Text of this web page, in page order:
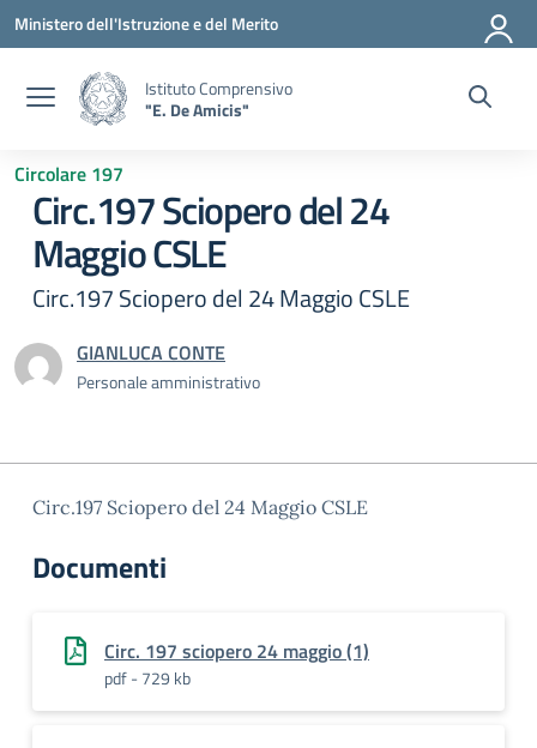
Vai ai contenuti
Vai al menu di navigazione
Vai al footer
Ministero dell'Istruzione e del Merito
Istituto Comprensivo
"E. De Amicis"
Circolare 197
Circ.197 Sciopero del 24
Maggio CSLE
Circ.197 Sciopero del 24 Maggio CSLE
GIANLUCA CONTE
Personale amministrativo
Circ.197 Sciopero del 24 Maggio CSLE
Documenti
Circ. 197 sciopero 24 maggio (1)
pdf - 729 kb